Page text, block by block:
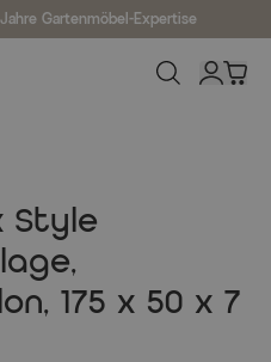
Gartenmöbel-Expertise
Style
175 x 50 x 7